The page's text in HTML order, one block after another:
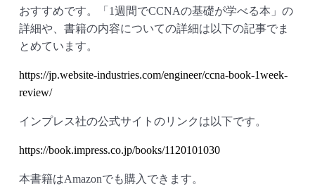
おすすめです。「1週間でCCNAの基礎が学べる本」の
詳細や、書籍の内容についての詳細は以下の記事でま
とめています。
https://jp.website-industries.com/engineer/ccna-book-1week-
review/
インプレス社の公式サイトのリンクは以下です。
https://book.impress.co.jp/books/1120101030
本書籍はAmazonでも購入できます。